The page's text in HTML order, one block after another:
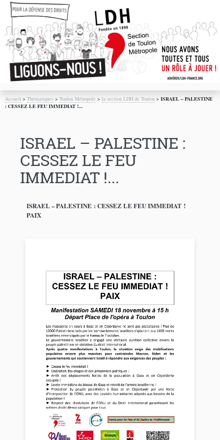
Accueil >Thématiques >Toulon Métropole >la section LDH de Toulon >ISRAEL – PALESTINE
: CESSEZ LE FEU IMMEDIAT !...
ISRAEL – PALESTINE :
CESSEZ LE FEU
IMMEDIAT !...
ISRAEL – PALESTINE : CESSEZ LE FEU IMMEDIAT !
PAIX